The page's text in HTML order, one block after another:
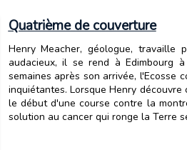
Quatrième de couverture
Henry Meacher, géologue,
audacieux, il se rend à Edimbourg
semaines après son arrivée,
inquiétantes. Lorsque Henry
le début d'une course contre la
solution au cancer qui ronge la Terre